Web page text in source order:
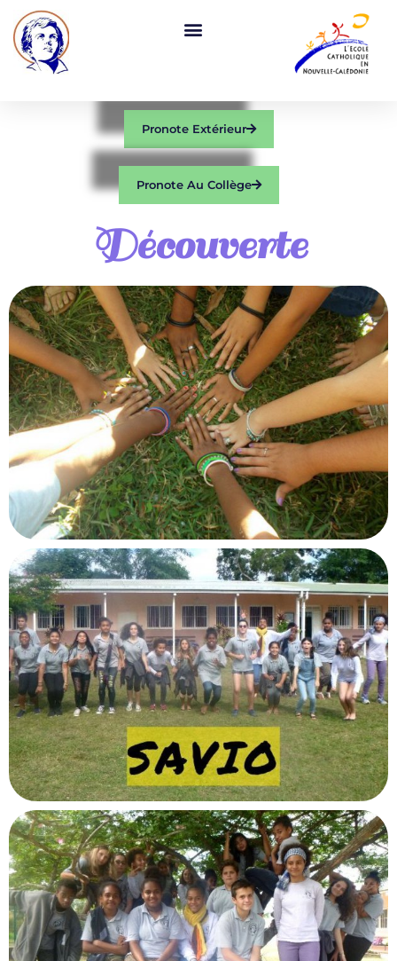
Pronote Extérieur
Pronote Au Collège
Découverte